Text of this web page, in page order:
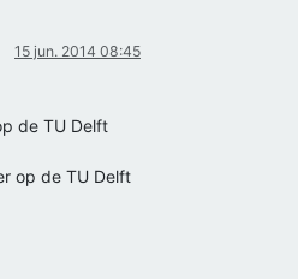
15 jun. 2014 08:45
de TU Delft
op de TU Delft